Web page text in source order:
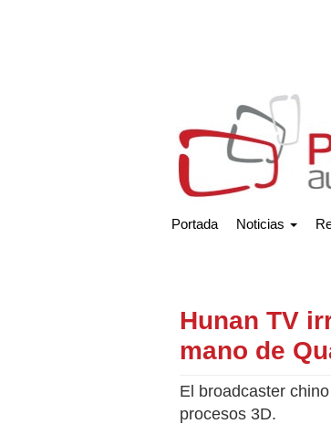
Portada Noticias
Hunan TV
mano de
El broadcaster
procesos 3D.